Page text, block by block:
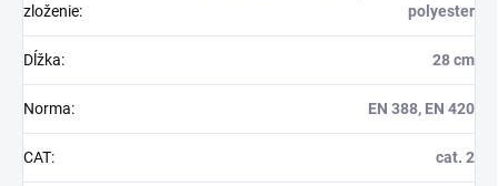
zloženie:
polyester
Dĺžka: 28 cm
Norma: EN 388, EN 420
CAT: cat. 2